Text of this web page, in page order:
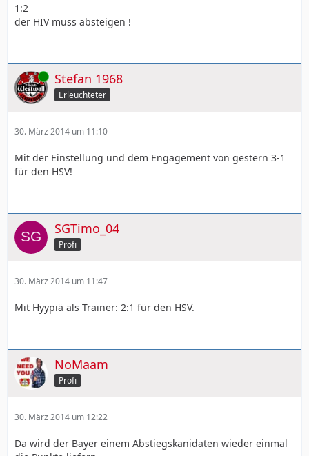
1:2
der HIV muss absteigen !
Online Stefan 1968
Erleuchteter
30. März 2014 um 11:10
Mit der Einstellung und dem Engagement von gestern 3-1
für den HSV!
SGTimo_04
Profi
30. März 2014 um 11:47
Mit Hyypiä als Trainer: 2:1 für den HSV.
NoMaam
Profi
30. März 2014 um 12:22
Da wird der Bayer einem Abstiegskanidaten wieder einmal